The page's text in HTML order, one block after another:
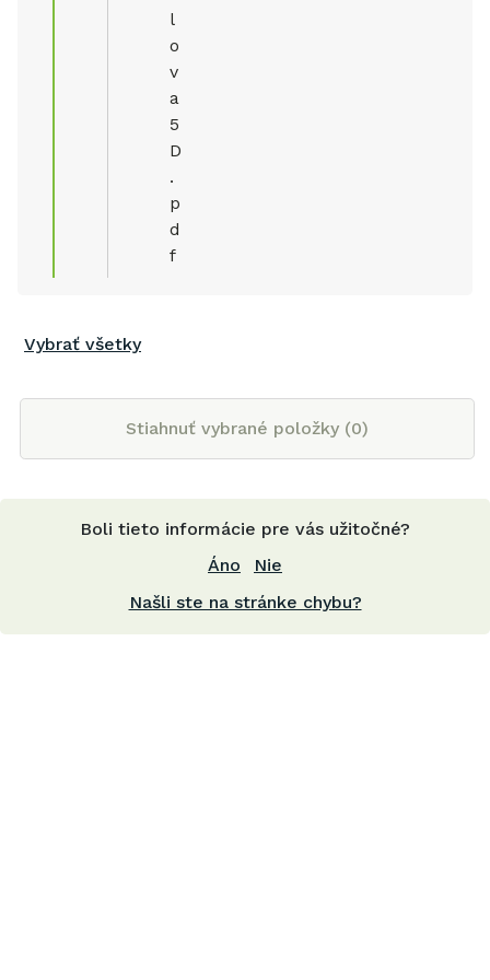
l
o
v
a
5
D
.
p
d
f
Vybrať všetky
Stiahnuť vybrané položky (0)
Boli tieto informácie pre vás užitočné?
Áno
Nie
Našli ste na stránke chybu?